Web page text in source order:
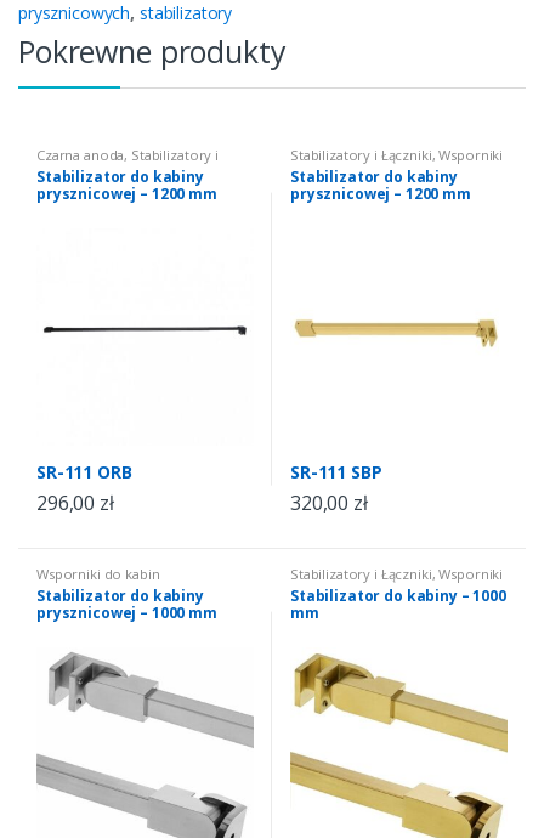
prysznicowych, stabilizatory
Pokrewne produkty
Czarna anoda, Stabilizatory i
Łączniki Wsporniki do kabin
prysznicowych,stabilizatory
Stabilizator do kabiny
prysznicowej – 1200 mm
SR-111 ORB
296,00 zł
Stabilizatory i Łączniki,Wsporniki
do kabin prysznicowych
stabilizatory
Stabilizator do kabiny
prysznicowej – 1200 mm
SR-111 SBP
320,00 zł
Wsporniki do kabin
prysznicowych , stabilizatory
Stabilizator do kabiny
prysznicowej – 1000 mm
Stabilizatory i Łączniki,Wsporniki
do kabin prysznicowych
stabilizatory
Stabilizator do kabiny – 1000
mm